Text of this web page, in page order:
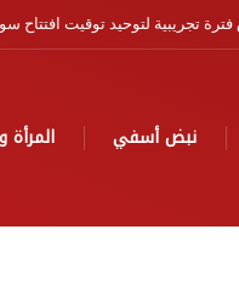
نهضة سياحية
نبض أسفي